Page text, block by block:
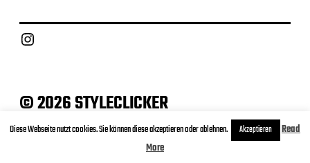
Instagram
© 2026 STYLECLICKER
Archive Contact Datenschutz Impressum
Diese Webseite nutzt cookies. Sie können diese akzeptieren oder ablehnen. Akzeptieren
Read
More